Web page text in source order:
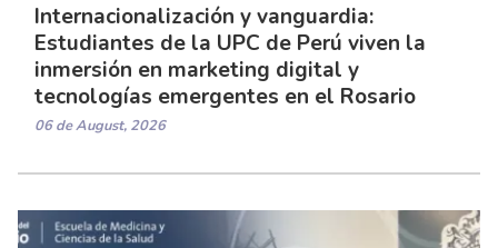
Internacionalización y vanguardia:
Estudiantes de la UPC de Perú viven la
inmersión en marketing digital y
tecnologías emergentes en el Rosario
06 de August, 2026